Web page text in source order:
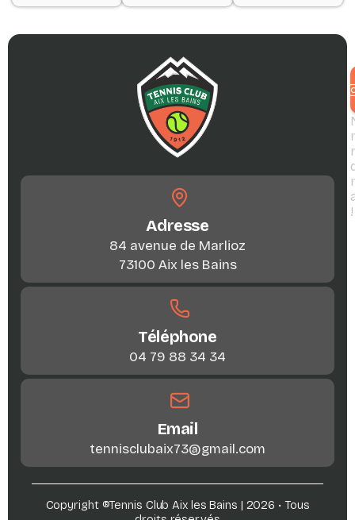
Adresse
84 avenue de Marlioz
73100 Aix les Bains
Téléphone
04 79 88 34 34
Email
tennisclubaix73@gmail.com
!
Copyright ®Tennis Club Aix les Bains | 2026 • Tous